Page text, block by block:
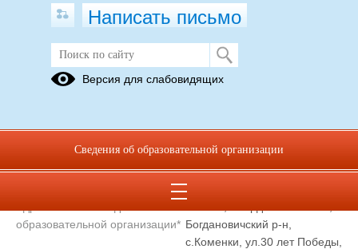
Контакты
образовательной организации* Богдановичский р-н,
с.Коменки, ул.30 лет Победы,
Написать письмо
Версия для слабовидящих
Сведения об образовательной организации